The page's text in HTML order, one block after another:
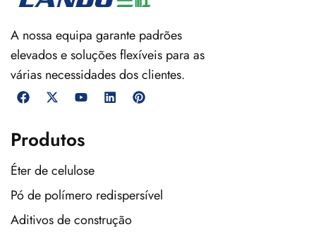
A nossa equipa garante padrões
elevados e soluções flexíveis para as
várias necessidades dos clientes.
Produtos
Éter de celulose
Pó de polímero redispersível
Aditivos de construção